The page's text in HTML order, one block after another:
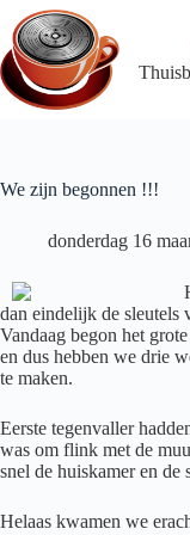
naar
de
inhoud
We zijn begonnen !!!
donderdag 16
dan eindelijk de sleutels
Vandaag begon het
en dus hebben we drie
te maken.
Eerste tegenvaller
was om flink met de
snel de huiskamer en de
Helaas kwamen we